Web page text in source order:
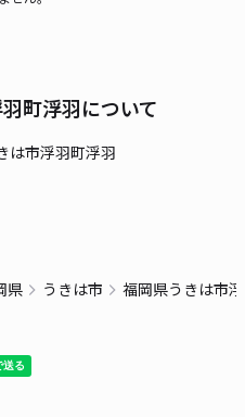
町浮羽について
は市浮羽町浮羽
県 うきは市 福岡県うきは市